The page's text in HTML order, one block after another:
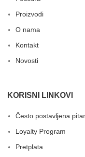
Proizvodi
O nama
Kontakt
Novosti
KORISNI LINKOVI
Često postavljena
Loyalty Program
Pretplata